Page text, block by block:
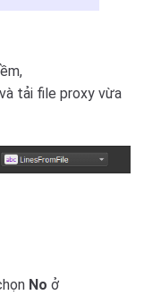
và tải file proxy vừa
No ở